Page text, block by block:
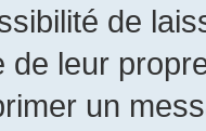
de
de leur
un